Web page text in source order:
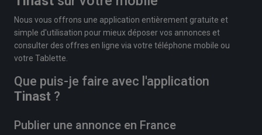
Nous vous offrons une application entièrement gratuite et
simple d'utilisation pour mieux déposer vos annonces et
consulter des offres en ligne via votre téléphone mobile ou
votre Tablette.
Que puis-je faire avec l'application
Tinast ?
Publier une annonce en France